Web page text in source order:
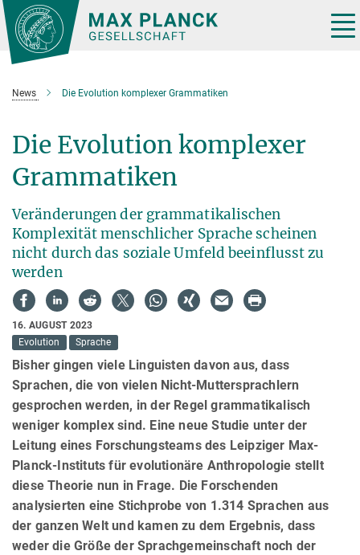
Hauptinhalt
News Die Evolution komplexer Grammatiken
Die Evolution komplexer
Grammatiken
Veränderungen der grammatikalischen
Komplexität menschlicher Sprache scheinen
nicht durch das soziale Umfeld beeinflusst zu
werden
16. AUGUST 2023
Evolution
Sprache
Bisher gingen viele Linguisten davon aus, dass
Sprachen, die von vielen Nicht-Muttersprachlern
gesprochen werden, in der Regel grammatikalisch
weniger komplex sind. Eine neue Studie unter der
Leitung eines Forschungsteams des Leipziger Max-
Planck-Instituts für evolutionäre Anthropologie stellt
diese Theorie nun in Frage. Die Forschenden
analysierten eine Stichprobe von 1.314 Sprachen aus
der ganzen Welt und kamen zu dem Ergebnis, dass
weder die Größe der Sprachgemeinschaft noch der